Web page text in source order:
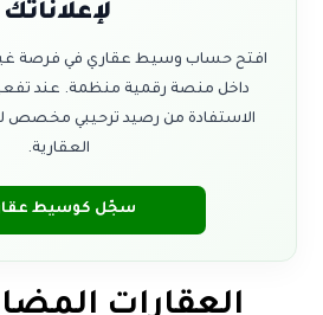
لإعلاناتك
افتح حساب وسيط عقاري في فرصة
داخل منصة رقمية منظمة. عند
الاستفادة من رصيد ترحيبي مخصص
العقارية.
سجّل كوسيط
العقارات